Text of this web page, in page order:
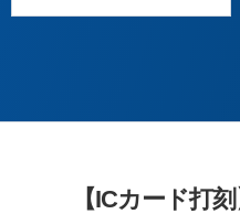
【ICカード打